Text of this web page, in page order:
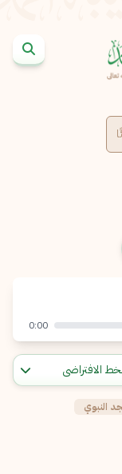
0:00
النبوي